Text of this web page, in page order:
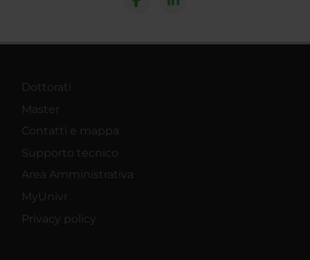
Dottorati
Master
Contatti e mappa
Supporto tecnico
Area Amministrativa
MyUnivr
Privacy policy